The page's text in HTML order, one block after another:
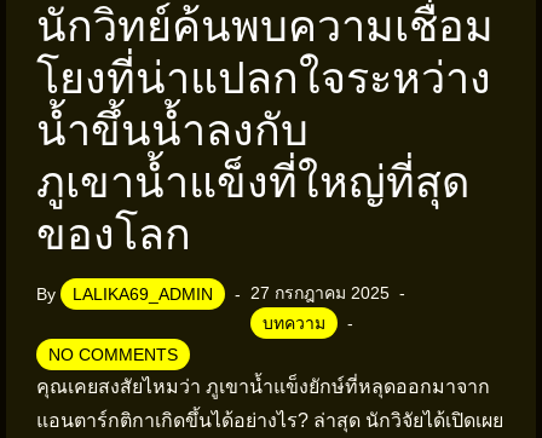
นักวิทย์ค้นพบความเชื่อม
โยงที่น่าแปลกใจระหว่าง
น้ำขึ้นน้ำลงกับ
ภูเขาน้ำแข็งที่ใหญ่ที่สุด
ของโลก
By LALIKA69_ADMIN
27 กรกฎาคม 2025
บทความ
NO COMMENTS
คุณเคยสงสัยไหมว่า ภูเขาน้ำแข็งยักษ์ที่หลุดออกมาจาก
แอนตาร์กติกาเกิดขึ้นได้อย่างไร? ล่าสุด นักวิจัยได้เปิดเผย